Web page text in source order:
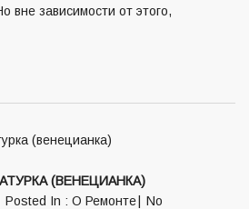
вне зависимости от этого,
(ВЕНЕЦИАНКА)
Posted In : О Ремонте
No